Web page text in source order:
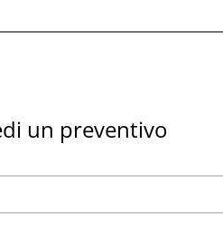
un preventivo